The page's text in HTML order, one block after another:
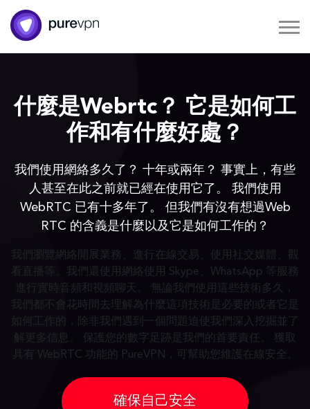
什麼是Webrtc？ 它是如何工
作和有什麼好處？
我們使用網絡多久了？ 十年或兩年？ 事實上，有些
人甚至在此之前就已經在使用它了。 我們使用
WebRTC 已有十多年了。 但我們有沒有想過Web
RTC 的含義是什麼以及它是如何工作的？
我們瀏覽網絡開展業務、進行在線交易、使用社交媒體、觀
看直播等。我們還使用網絡使用 Skype、WhatsApp 等服務
進行實時音頻和視頻聊天。 無論我們使用這些技術多久，
我們都不會花時間去理解為什麼這項技術是必要的或者它是
如何工作的，除非我們遇到一個問題迫使我們深入挖掘並了
解更多信息。 保護您的數字足跡是我們的首要責任。 獲取
具有 WebRTC 功能的 PureVPN，可幫助您維護在線安全。
確保自己安全